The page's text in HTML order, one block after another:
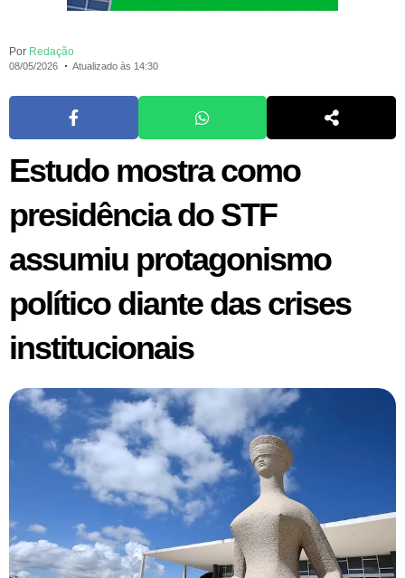
Por Redação
08/05/2026 Atualizado às 14:30
Estudo mostra como
presidência do STF
assumiu protagonismo
político diante das crises
institucionais